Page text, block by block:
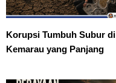
Korupsi Tumbuh Subur di
Kemarau yang Panjang